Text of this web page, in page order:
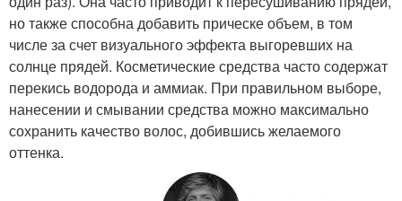
но также способна добавить прическе объем, в том
числе за счет визуального эффекта выгоревших на
солнце прядей. Косметические средства часто содержат
перекись водорода и аммиак. При правильном выборе,
нанесении и смывании средства можно максимально
сохранить качество волос, добившись желаемого
оттенка.